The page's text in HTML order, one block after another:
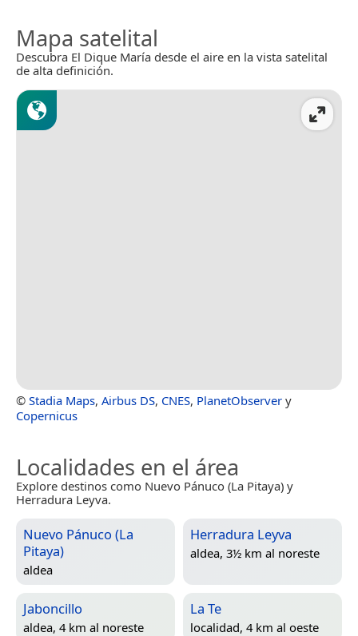
Mapa satelital
Descubra El Dique María desde el aire en la vista satelital
de alta definición.
© Stadia Maps, Airbus DS, CNES, PlanetObserver y
Copernicus
Localidades en el área
Explore destinos como Nuevo Pánuco (La Pitaya) y
Herradura Leyva.
Nuevo Pánuco (La
Pitaya)
aldea
Herradura Leyva
aldea, 3½ km al noreste
Jaboncillo
aldea, 4 km al noreste
La Te
localidad, 4 km al oeste